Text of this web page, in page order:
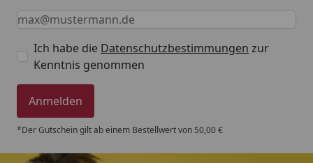
Keine Eingabe erforderlich
Eingabe erforderlich
E-Mail *
Ich habe die Datenschutzbestimmungen zur
Kenntnis genommen
Anmelden
*Der Gutschein gilt ab einem Bestellwert von 50,00 €